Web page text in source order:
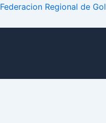
Ir
Federacion Regional de